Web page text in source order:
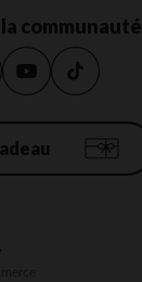
communauté